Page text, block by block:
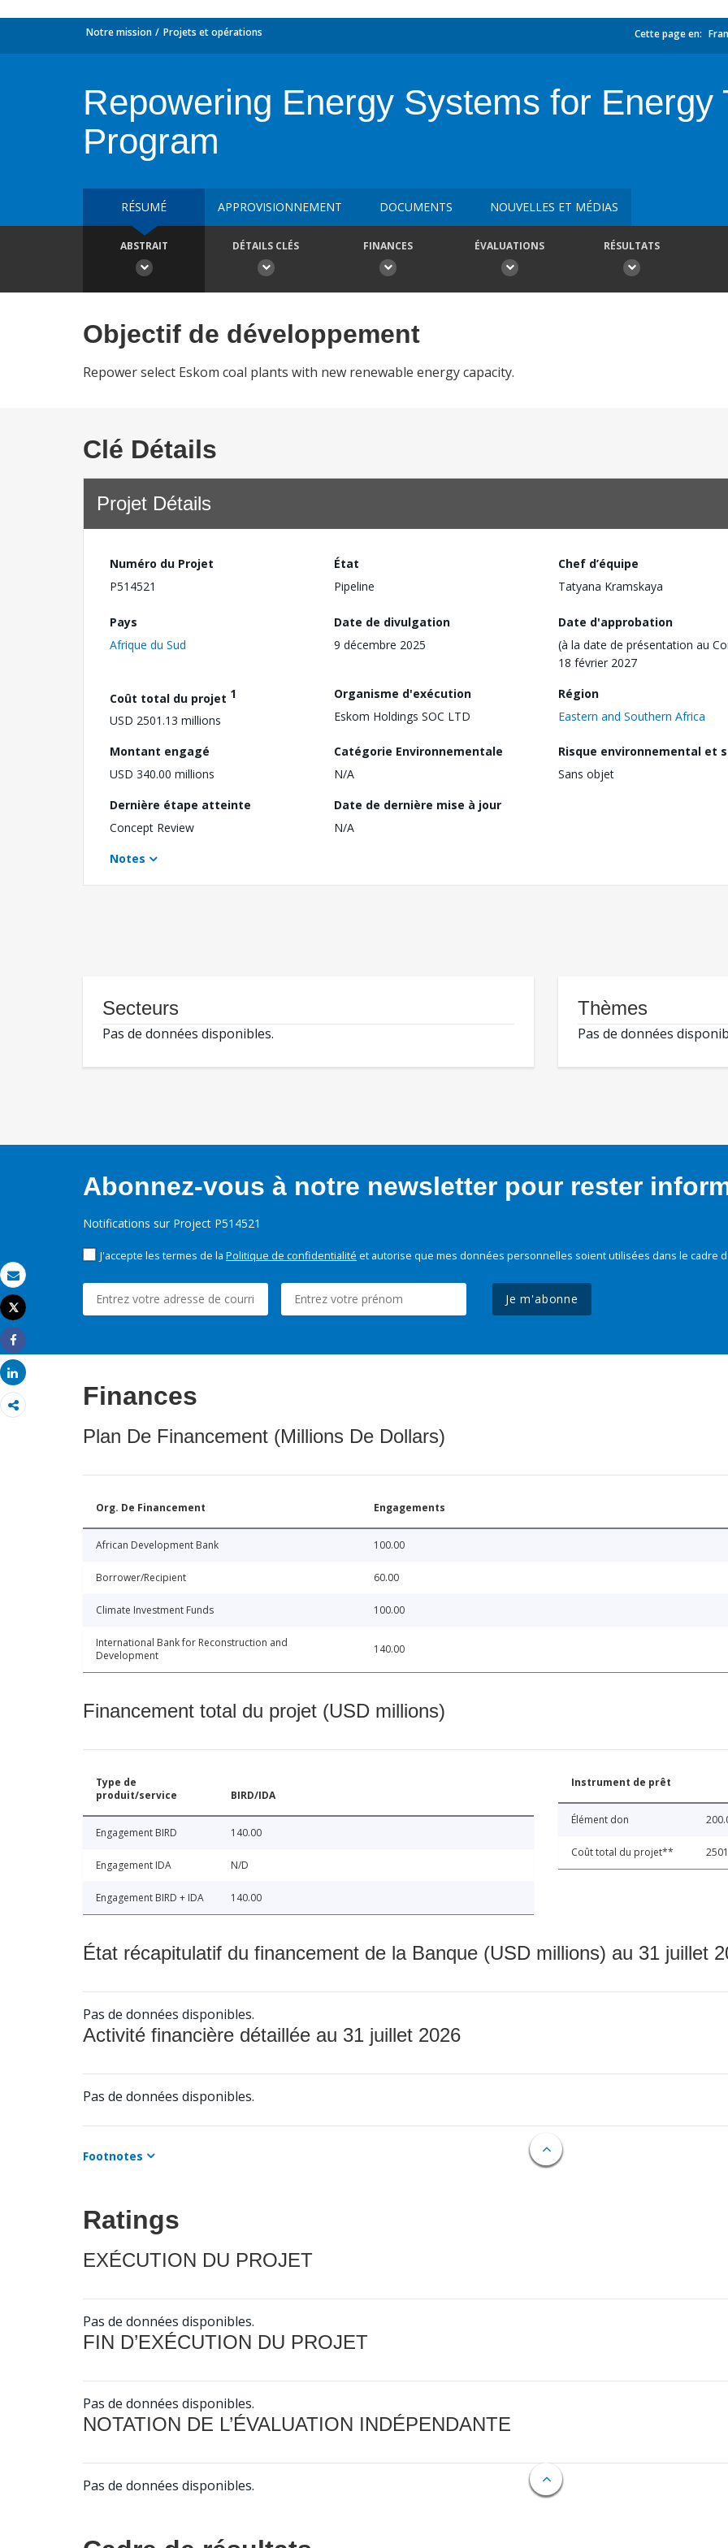
Email
Imprimer
Tweet
Share
Share
Notre mission Projets et opérations Cette page en:
Repowering Energy Systems for Energy
Program
RÉSUMÉ APPROVISIONNEMENT DOCUMENTS NOUVELLES ET MÉDIAS
ABSTRAIT DÉTAILS CLÉS FINANCES ÉVALUATIONS RÉSULTATS
Objectif de développement
Repower select Eskom coal plants with new renewable energy capacity.
Clé Détails
Projet Détails
Numéro du Projet
P514521
État
Pipeline
Chef d’équipe
Tatyana Kramskaya
Pays
Afrique du Sud
Date de divulgation
9 décembre 2025
Date d'approbation
(à la date de présentation au
18 février 2027
Coût total du projet 1
USD 2501.13 millions
Organisme d'exécution
Eskom Holdings SOC LTD
Région
Eastern and Southern Africa
Montant engagé
USD 340.00 millions
Catégorie Environnementale
N/A
Risque environnemental et
Sans objet
Dernière étape atteinte
Concept Review
Date de dernière mise à jour
N/A
Notes
Secteurs
Pas de données disponibles.
Thèmes
Pas de données
Abonnez-vous à notre newsletter pour rester
Notifications sur Project P514521
J'accepte les termes de la Politique de confidentialité et autorise que mes données personnelles soient utilisées dans le cadre
Je m'abonne
Finances
Plan De Financement (Millions De Dollars)
Org. De Financement Engagements
African Development Bank 100.00
Borrower/Recipient 60.00
Climate Investment Funds 100.00
International Bank for Reconstruction and
Development
140.00
Financement total du projet (USD millions)
Type de
produit/service
BIRD/IDA
Engagement BIRD 140.00
Engagement IDA N/D
Engagement BIRD + IDA 140.00
Instrument de prêt
Élément don
Coût total du projet**
État récapitulatif du financement de la Banque (USD millions) au 31 juillet
Pas de données disponibles.
Activité financière détaillée au 31 juillet 2026
Pas de données disponibles.
Footnotes
Ratings
EXÉCUTION DU PROJET
Pas de données disponibles.
FIN D’EXÉCUTION DU PROJET
Pas de données disponibles.
NOTATION DE L’ÉVALUATION INDÉPENDANTE
Pas de données disponibles.